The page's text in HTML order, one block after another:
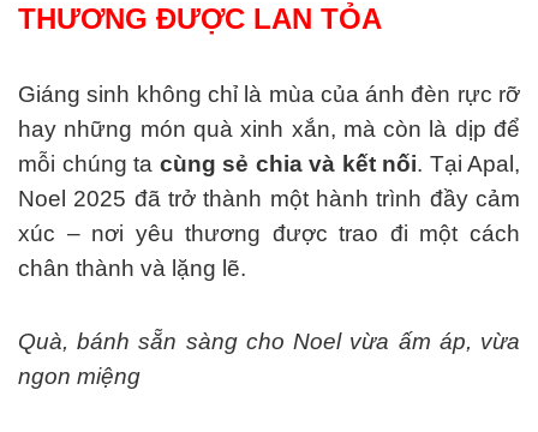
THƯƠNG ĐƯỢC LAN TỎA
Giáng sinh không chỉ là mùa của ánh đèn rực rỡ
hay những món quà xinh xắn, mà còn là dịp để
mỗi chúng ta cùng sẻ chia và kết nối. Tại Apal,
Noel 2025 đã trở thành một hành trình đầy cảm
xúc – nơi yêu thương được trao đi một cách
chân thành và lặng lẽ.
Quà, bánh sẵn sàng cho Noel vừa ấm áp, vừa
ngon miệng